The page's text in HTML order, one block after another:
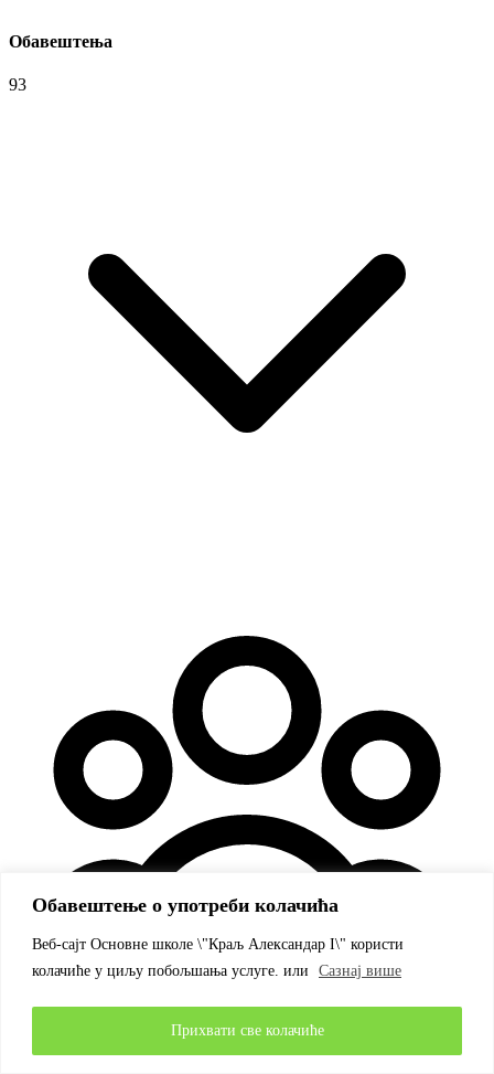
Обавештење о употреби колачића
Веб-сајт Основне школе \"Краљ Александар I\" користи
колачиће у циљу побољшања услуге. или
Сазнај више
Прихвати све колачиће
Обавештења
93